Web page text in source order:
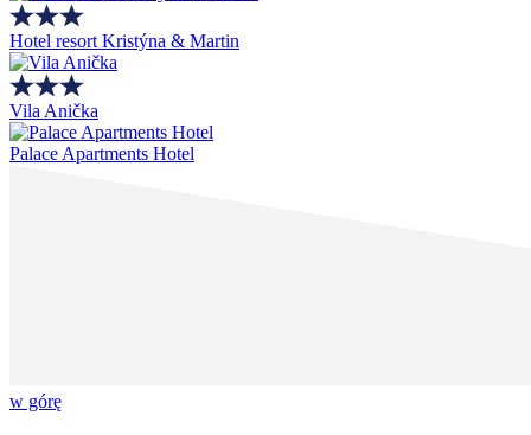
Hotel resort Kristýna & Martin
Vila Anička
Palace Apartments Hotel
w górę